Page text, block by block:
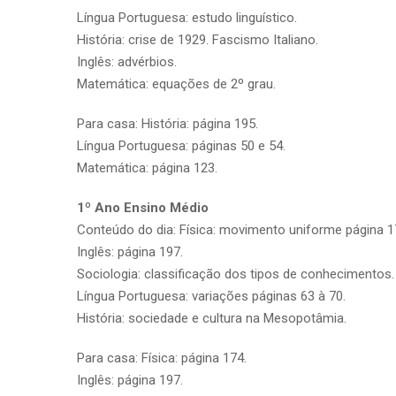
Língua Portuguesa: estudo linguístico.
História: crise de 1929. Fascismo Italiano.
Inglês: advérbios.
Matemática: equações de 2º grau.
Para casa: História: página 195.
Língua Portuguesa: páginas 50 e 54.
Matemática: página 123.
1º Ano Ensino Médio
Conteúdo do dia: Física: movimento uniforme página
Inglês: página 197.
Sociologia: classificação dos tipos de conhecimentos.
Língua Portuguesa: variações páginas 63 à 70.
História: sociedade e cultura na Mesopotâmia.
Para casa: Física: página 174.
Inglês: página 197.